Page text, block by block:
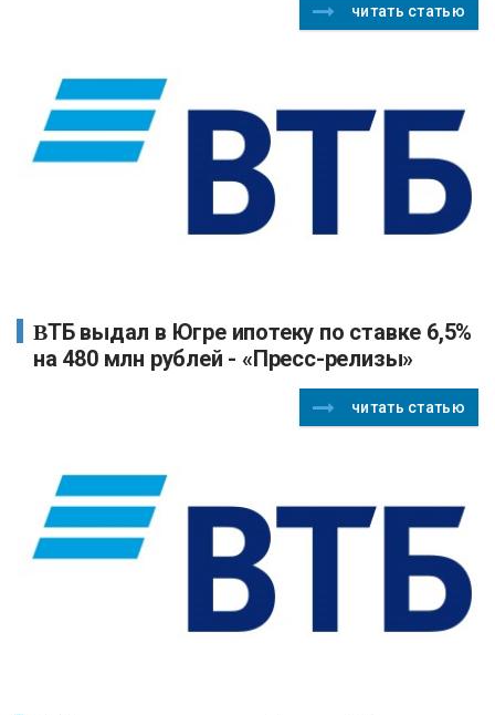
читать статью
ВТБ выдал в Югре ипотеку по ставке 6,5%
на 480 млн рублей - «Пресс-релизы»
читать статью